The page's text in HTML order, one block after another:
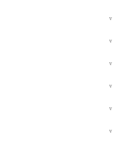
v
v
v
v
v
v